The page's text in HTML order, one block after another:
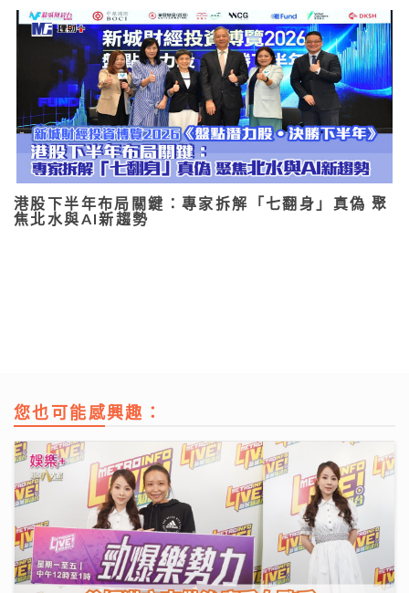
港股下半年布局關鍵：專家拆解「七翻身」真偽 聚
焦北水與AI新趨勢
您也可能感興趣：